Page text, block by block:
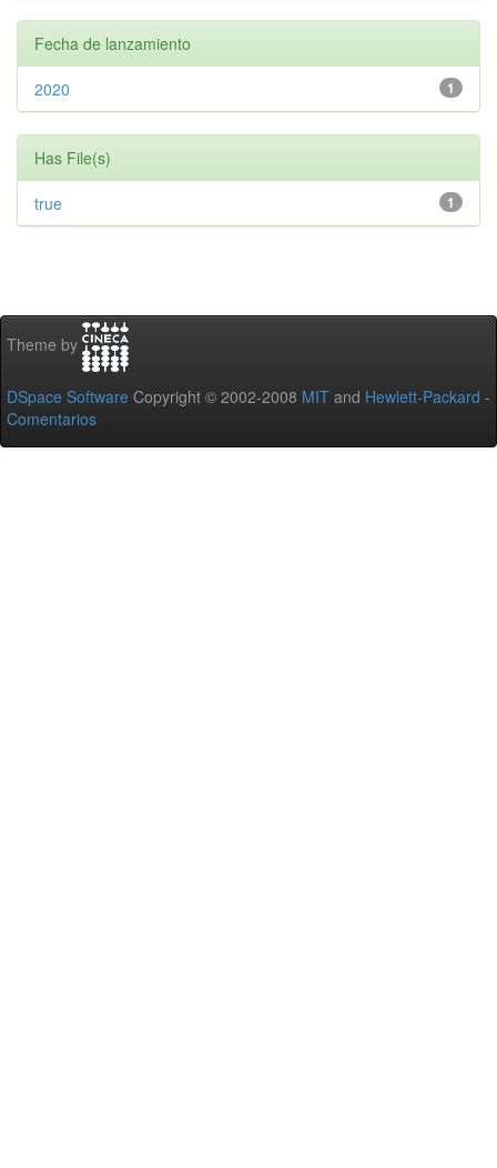
Fecha de lanzamiento
1
2020
Has File(s)
1
true
Theme by
DSpace Software Copyright © 2002-2008 MIT and Hewlett-Packard -
Comentarios